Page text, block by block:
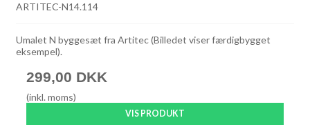
ARTITEC-N14.114
Umalet N byggesæt fra Artitec (Billedet viser færdigbygget
eksempel).
299,00 DKK
(inkl. moms)
VIS PRODUKT